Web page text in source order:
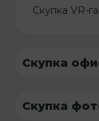
Скупка VR-
Скупка
Скупка